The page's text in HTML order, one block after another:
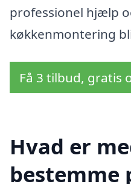
professionel hjælp
køkkenmontering
Få 3 tilbud, gratis
Hvad er
bestemme